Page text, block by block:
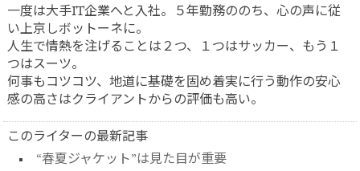
一度は大手IT企業へと入社。５年勤務ののち、心の声に従
い上京しボットーネに。
人生で情熱を注げることは２つ、１つはサッカー、もう１
つはスーツ。
何事もコツコツ、地道に基礎を固め着実に行う動作の安心
感の高さはクライアントからの評価も高い。
このライターの最新記事
“春夏ジャケット”は見た目が重要